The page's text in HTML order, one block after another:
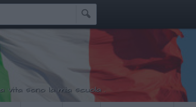

vita sono la mia scuola .